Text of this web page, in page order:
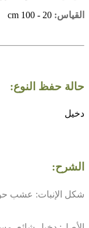
القياس:
حالة حفظ النوع:
دخيل
الشرح:
شكل الإنبات: عشب